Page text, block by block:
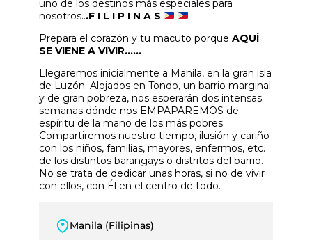
uno de los destinos más especiales para
nosotros...F I L I P I N A S
Prepara el corazón y tu macuto porque AQUÍ
SE VIENE A VIVIR......
Llegaremos inicialmente a Manila, en la gran isla
de Luzón. Alojados en Tondo, un barrio marginal
y de gran pobreza, nos esperarán dos intensas
semanas dónde nos EMPAPAREMOS de
espíritu de la mano de los más pobres.
Compartiremos nuestro tiempo, ilusión y cariño
con los niños, familias, mayores, enfermos, etc.
de los distintos barangays o distritos del barrio.
No se trata de dedicar unas horas, si no de vivir
con ellos, con Él en el centro de todo.
Manila (Filipinas)